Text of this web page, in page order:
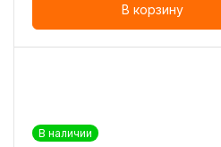
В корзину
В наличии